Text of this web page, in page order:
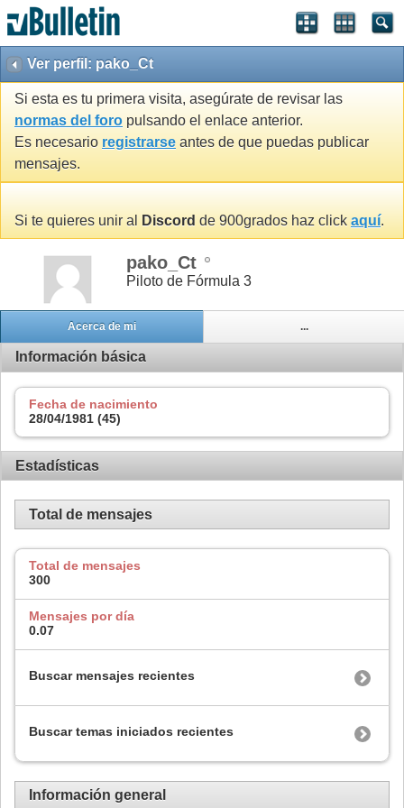
Ver perfil: pako_Ct
Si esta es tu primera visita, asegúrate de revisar las
normas del foro pulsando el enlace anterior.
Es necesario registrarse antes de que puedas publicar
mensajes.
Si te quieres unir al Discord de 900grados haz click aquí.
pako_Ct
Piloto de Fórmula 3
Acerca de mi ...
Información básica
Fecha de nacimiento
28/04/1981 (45)
Estadísticas
Total de mensajes
Total de mensajes
300
Mensajes por día
0.07
Buscar mensajes recientes
Buscar temas iniciados recientes
Información general